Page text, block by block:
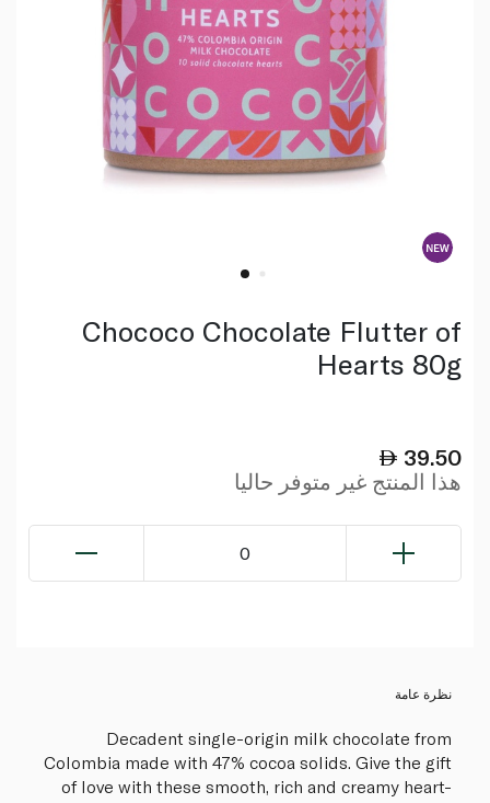
Chococo Chocolate Flutter of
Hearts 80g
39.50
هذا المنتج غير متوفر حاليا
0
نظرة عامة
Decadent single-origin milk chocolate from
Colombia made with 47% cocoa solids. Give the gift
of love with these smooth, rich and creamy heart-